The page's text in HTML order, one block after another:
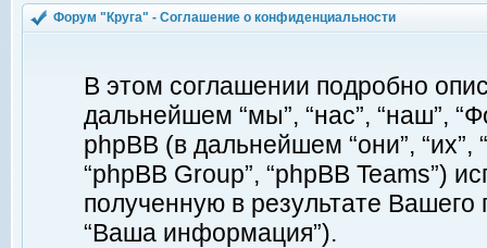
Форум "Круга" - Соглашение о конфиденциальности
В этом соглашении подробно
дальнейшем “мы”, “нас”, “наш”,
phpBB (в дальнейшем “они”, “их”,
“phpBB Group”, “phpBB Teams”)
полученную в результате
“Ваша информация”).